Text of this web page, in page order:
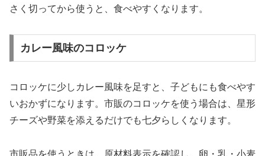
さく切ってから使うと、食べやすくなります。
カレー風味のコロッケ
コロッケに少しカレー風味を足すと、子どもにも食べやす
いおかずになります。市販のコロッケを使う場合は、星形
チーズや野菜を添えるだけでも七夕らしくなります。
市販品を使うときは、原材料表示を確認し、卵・乳・小麦